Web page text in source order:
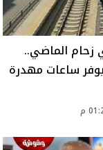
زحام الماضي..
ساعات مهدرة